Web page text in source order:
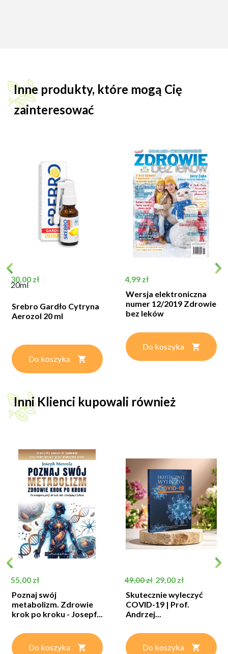
Inne produkty, które mogą Cię
zainteresować
Cena
30,00 zł
20ml
Srebro Gardło Cytryna
Aerozol 20 ml
Do koszyka
Cena
4,99 zł
Wersja elektroniczna
numer 12/2019 Zdrowie
bez leków
Do koszyka
Inni Klienci kupowali również
Cena
55,00 zł
Poznaj swój
metabolizm. Zdrowie
krok po kroku - Josepf...
Do koszyka
Cena podstawowa
49,00 zł Cena
29,00 zł
Skutecznie wyleczyć
COVID-19 | Prof.
Andrzej...
Do koszyka